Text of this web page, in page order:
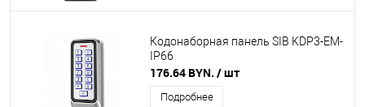
Кодонаборная панель SIB KDP3-EM-
IP66
176.64 BYN. / шт
Подробнее